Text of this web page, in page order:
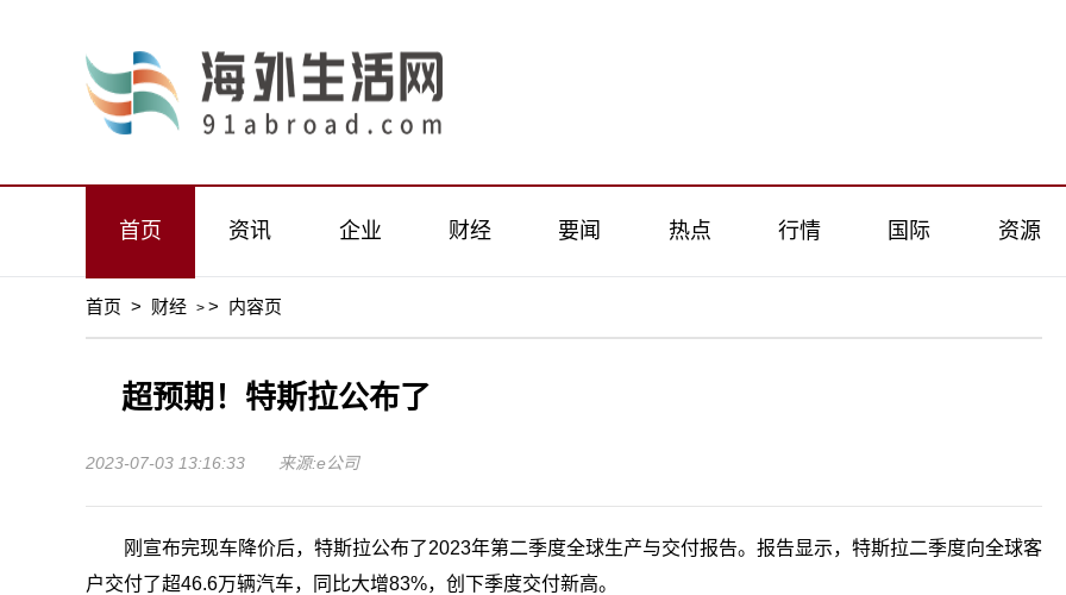
首页 资讯 企业 财经 要闻 热点 行情 国际 资源
首页 > 财经 > > 内容页
超预期！特斯拉公布了
2023-07-03 13:16:33 来源:e公司
刚宣布完现车降价后，特斯拉公布了2023年第二季度全球生产与交付报告。报告显示，特斯拉二季度向全球客
户交付了超46.6万辆汽车，同比大增83%，创下季度交付新高。